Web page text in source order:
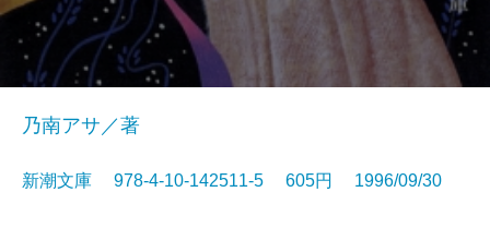
乃南アサ／著
新潮文庫 978-4-10-142511-5 605円 1996/09/30